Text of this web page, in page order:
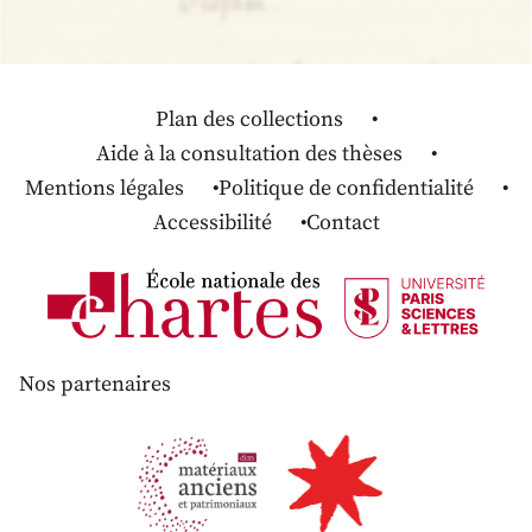
Plan des collections
Aide à la consultation des thèses
Mentions légales
Politique de confidentialité
Accessibilité
Contact
Nos partenaires